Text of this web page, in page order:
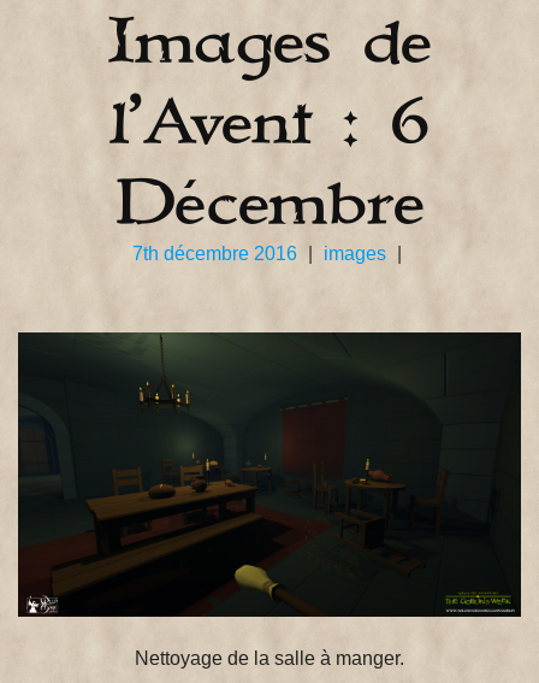
Images de
l’Avent : 6
Décembre
7th décembre 2016 images
Nettoyage de la salle à manger.